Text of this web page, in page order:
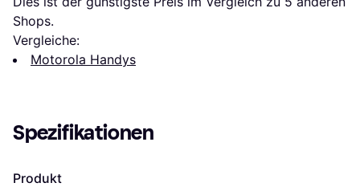
Shops.
Vergleiche:
Motorola Handys
Spezifikationen
Produkt